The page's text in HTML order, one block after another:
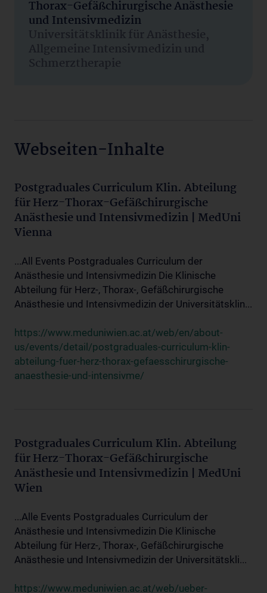
Thorax-Gefäßchirurgische Anästhesie
und Intensivmedizin
Universitätsklinik für Anästhesie,
Allgemeine Intensivmedizin und
Schmerztherapie
Webseiten-Inhalte
Postgraduales Curriculum Klin. Abteilung
für Herz-Thorax-Gefäßchirurgische
Anästhesie und Intensivmedizin | MedUni
Vienna
...All Events Postgraduales Curriculum der
Anästhesie und Intensivmedizin Die Klinische
Abteilung für Herz-, Thorax-, Gefäßchirurgische
Anästhesie und Intensivmedizin der Universitätsklin...
https://www.meduniwien.ac.at/web/en/about-
us/events/detail/postgraduales-curriculum-klin-
abteilung-fuer-herz-thorax-gefaesschirurgische-
anaesthesie-und-intensivme/
Postgraduales Curriculum Klin. Abteilung
für Herz-Thorax-Gefäßchirurgische
Anästhesie und Intensivmedizin | MedUni
Wien
...Alle Events Postgraduales Curriculum der
Anästhesie und Intensivmedizin Die Klinische
Abteilung für Herz-, Thorax-, Gefäßchirurgische
Anästhesie und Intensivmedizin der Universitätskli...
https://www.meduniwien.ac.at/web/ueber-